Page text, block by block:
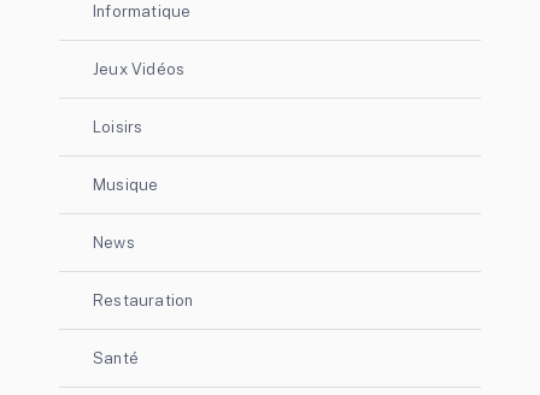
Informatique
Jeux Vidéos
Loisirs
Musique
News
Restauration
Santé